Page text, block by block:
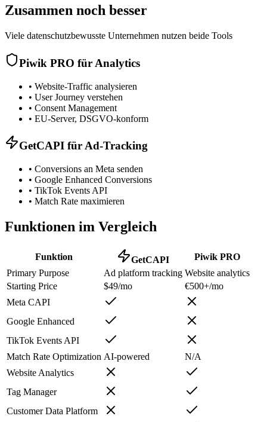
Zusammen noch besser
Viele datenschutzbewusste Unternehmen nutzen beide Tools
Piwik PRO für Analytics
• Website-Traffic analysieren
• User Journey verstehen
• Consent Management
• EU-Server, DSGVO-konform
GetCAPI für Ad-Tracking
• Conversions an Meta senden
• Google Enhanced Conversions
• TikTok Events API
• Match Rate maximieren
Funktionen im Vergleich
Funktion GetCAPI
Piwik PRO
Primary Purpose
Ad platform tracking Website analytics
Starting Price
$49/mo
€500+/mo
Meta CAPI
Google Enhanced
TikTok Events API
Match Rate Optimization AI-powered
N/A
Website Analytics
Tag Manager
Customer Data Platform